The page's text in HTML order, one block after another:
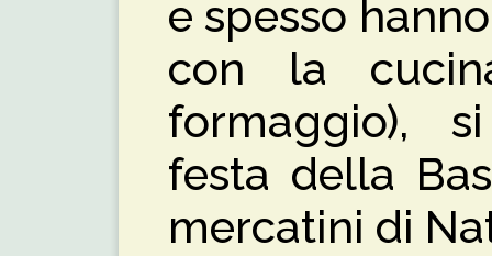
e spesso
con la
formaggio),
festa della
mercatini di